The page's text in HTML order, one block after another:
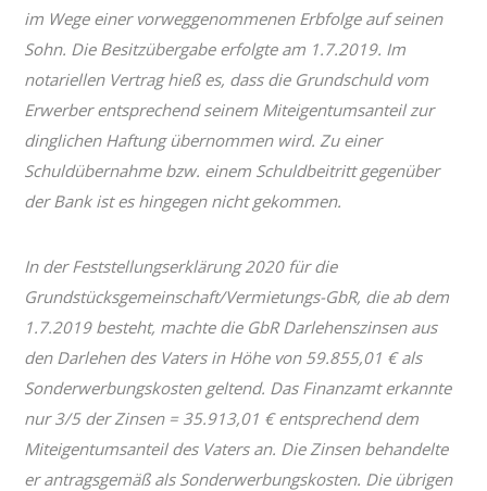
im Wege einer vorweggenommenen Erbfolge auf seinen
Sohn. Die Besitzübergabe erfolgte am 1.7.2019. Im
notariellen Vertrag hieß es, dass die Grundschuld vom
Erwerber entsprechend seinem Miteigentumsanteil zur
dinglichen Haftung übernommen wird. Zu einer
Schuldübernahme bzw. einem Schuldbeitritt gegenüber
der Bank ist es hingegen nicht gekommen.
In der Feststellungserklärung 2020 für die
Grundstücksgemeinschaft/Vermietungs-GbR, die ab dem
1.7.2019 besteht, machte die GbR Darlehenszinsen aus
den Darlehen des Vaters in Höhe von 59.855,01 € als
Sonderwerbungskosten geltend. Das Finanzamt erkannte
nur 3/5 der Zinsen = 35.913,01 € entsprechend dem
Miteigentumsanteil des Vaters an. Die Zinsen behandelte
er antragsgemäß als Sonderwerbungskosten. Die übrigen